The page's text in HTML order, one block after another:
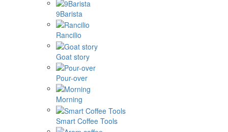
9Barista
Rancilio
Goat story
Pour-over
Morning
Smart Coffee Tools